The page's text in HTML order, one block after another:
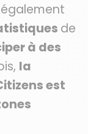
de
à des
la
est